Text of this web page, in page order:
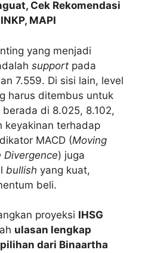
Cek Rekomendasi
MAPI
yang menjadi
support pada
7.559. Di sisi lain, level
harus ditembus untuk
di 8.025, 8.102,
keyakinan terhadap
MACD (Moving
Divergence) juga
bullish yang kuat,
beli.
proyeksi IHSG
ulasan lengkap
dari Binaartha